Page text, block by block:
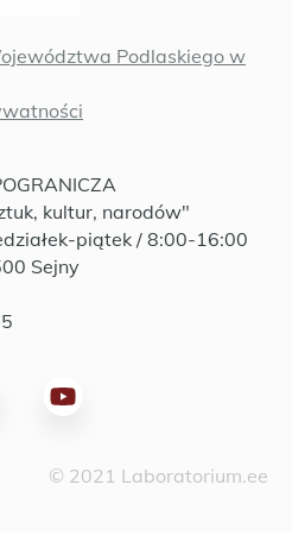
Podlaskiego w
kultur, narodów"
piątek / 8:00-16:00
Sejny
© 2021 Laboratorium.ee